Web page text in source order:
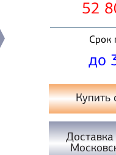
52
Срок
до
Купить